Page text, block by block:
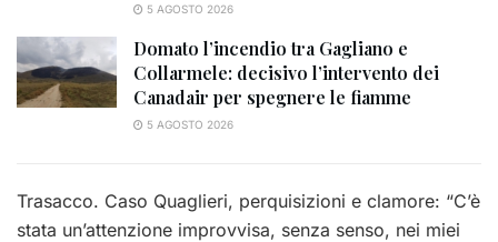
5 AGOSTO 2026
Domato l’incendio tra Gagliano e
Collarmele: decisivo l’intervento dei
Canadair per spegnere le fiamme
5 AGOSTO 2026
Trasacco. Caso Quaglieri, perquisizioni e clamore: “C’è
stata un’attenzione improvvisa, senza senso, nei miei